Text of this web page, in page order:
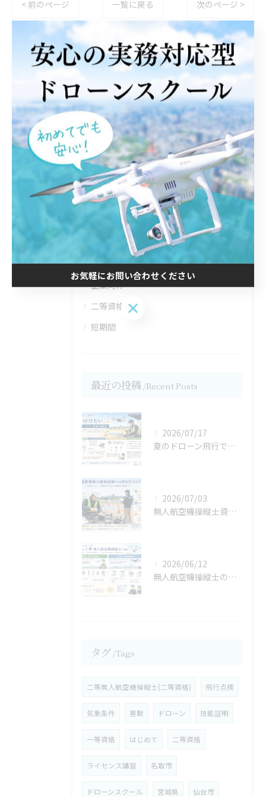
< 前のページ 一覧に戻る 次のページ >
関連タグ
#ライセンス講習
#二等資格
#ドローンスクール
#名取市 #仙台市
カテゴリー Categories
全てのカテゴリー
一等資格
企業向け
二等資格
短期間
最近の投稿 Recent Posts
2026/07/17
夏のドローン飛行で気を付けたいこと,バッテリー管理の重要性【宮城県仙台市・名取市ドローンスクール】
2026/07/03
無人航空機操縦士資格の保有メリットは③／３【宮城県仙台市・名取市 ドローンスクール】
2026/06/12
無人航空機操縦士の資格保有のメリットは？②／３【宮城県仙台市・名取市 ドローンスクール】
タグ Tags
二等無人航空機操縦士(二等資格) 飛行点検
気象条件 害獣 ドローン 技能証明
一等資格 はじめて 二等資格
ライセンス講習 名取市
ドローンスクール 宮城県 仙台市
お気軽にお問い合わせください
お気軽にお問い合わせください